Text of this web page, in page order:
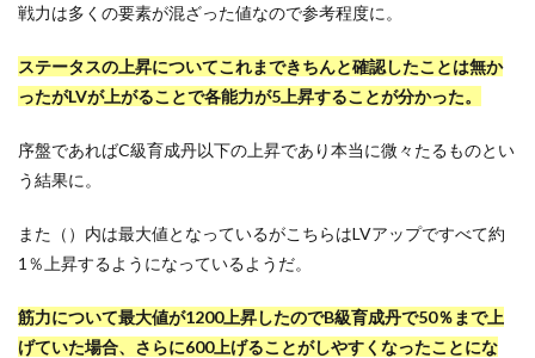
戦力は多くの要素が混ざった値なので参考程度に。
ステータスの上昇についてこれまできちんと確認したことは無か
ったがLVが上がることで各能力が5上昇することが分かった。
序盤であればC級育成丹以下の上昇であり本当に微々たるものとい
う結果に。
また（）内は最大値となっているがこちらはLVアップですべて約
1％上昇するようになっているようだ。
筋力について最大値が1200上昇したのでB級育成丹で50％まで上
げていた場合、さらに600上げることがしやすくなったことにな